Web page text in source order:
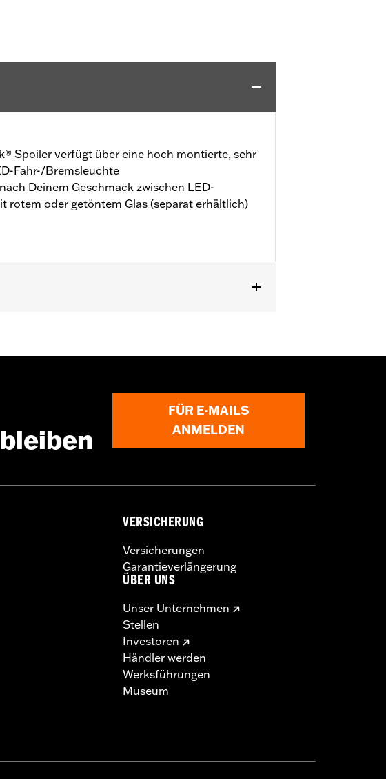
Spoiler verfügt über eine hoch montierte, sehr
Fahr-/Bremsleuchte
Deinem Geschmack zwischen LED-
rotem oder getöntem Glas (separat erhältlich)
oder 53000239. Nicht für HDI Modelle.
FÜR E-MAILS
ANMELDEN
VERSICHERUNG
Versicherungen
Garantieverlängerung
ÜBER UNS
Unser Unternehmen
Stellen
Investoren
Händler werden
Werksführungen
Museum